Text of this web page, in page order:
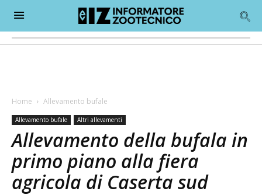
Home Allevamento bufale
Allevamento bufale Altri allevamenti
Allevamento della bufala in
primo piano alla fiera
agricola di Caserta sud